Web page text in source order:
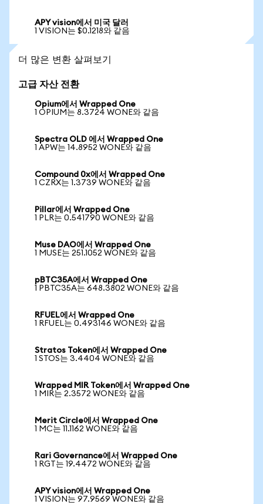
APY vision에서 미국 달러
1 VISION는 $0.1218와 같음
더 많은 변환 살펴보기
고급 자산 전환
Opium에서 Wrapped One
1 OPIUM는 8.3724 WONE와 같음
Spectra OLD 에서 Wrapped One
1 APW는 14.8952 WONE와 같음
Compound 0x에서 Wrapped One
1 CZRX는 1.3739 WONE와 같음
Pillar에서 Wrapped One
1 PLR는 0.541790 WONE와 같음
Muse DAO에서 Wrapped One
1 MUSE는 251.1052 WONE와 같음
pBTC35A에서 Wrapped One
1 PBTC35A는 648.3802 WONE와 같음
RFUEL에서 Wrapped One
1 RFUEL는 0.493146 WONE와 같음
Stratos Token에서 Wrapped One
1 STOS는 3.4404 WONE와 같음
Wrapped MIR Token에서 Wrapped One
1 MIR는 2.3572 WONE와 같음
Merit Circle에서 Wrapped One
1 MC는 11.1162 WONE와 같음
Rari Governance에서 Wrapped One
1 RGT는 19.4472 WONE와 같음
APY vision에서 Wrapped One
1 VISION는 97.9569 WONE와 같음